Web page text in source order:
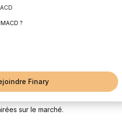
?
dans le trading ?
le MACD
de l'utilisation du MACD
MACD
le trading à court terme
Finary
Convergence Divergence) est un
allons examiner en détail ce
fonctionne et comment il peut être
soyez un trader expérimenté
sur le marché.